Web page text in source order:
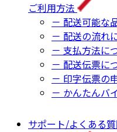
ご利用方法
－ 配送可能な
－ 配送の流れ
－ 支払方法に
－ 配送伝票に
－ 印字伝票の
－ かんたんバ
サポート/よくある